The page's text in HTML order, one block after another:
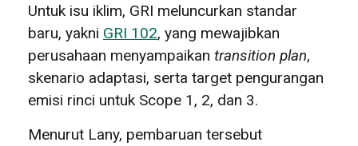
Untuk isu iklim, GRI meluncurkan standar
baru, yakni GRI 102, yang mewajibkan
perusahaan menyampaikan transition plan,
skenario adaptasi, serta target pengurangan
emisi rinci untuk Scope 1, 2, dan 3.
Menurut Lany, pembaruan tersebut